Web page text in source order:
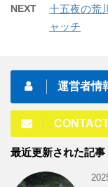
NEXT
十五夜の荒
ャッチ
運営者情
最近更新された記事